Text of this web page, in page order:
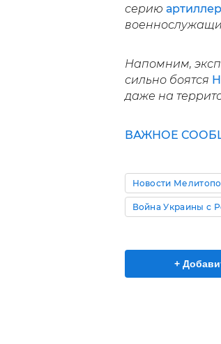
серию
Напомним,
сильно боятся
даже на
ВАЖНОЕ
Новости
Война Украины с
+